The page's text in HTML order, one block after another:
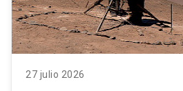
27 julio 2026